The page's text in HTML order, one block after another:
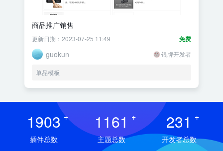
商品推广销售
免费
更新日期：2023-07-25 11:49
guokun 银牌开发者
单品模板
1903 +
插件总数
1161 +
主题总数
231 +
开发者总数